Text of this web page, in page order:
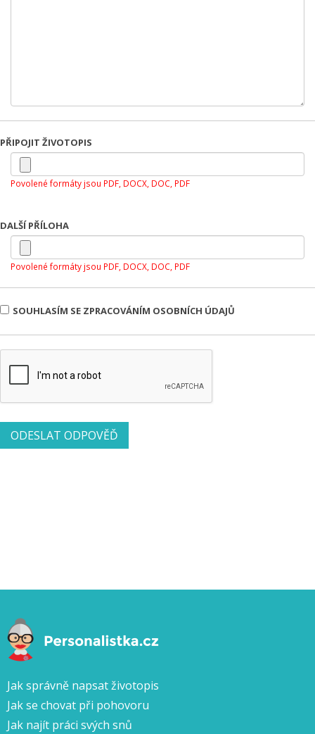
PŘIPOJIT ŽIVOTOPIS
Povolené formáty jsou PDF, DOCX, DOC, PDF
DALŠÍ PŘÍLOHA
Povolené formáty jsou PDF, DOCX, DOC, PDF
SOUHLASÍM SE ZPRACOVÁNÍM OSOBNÍCH ÚDAJŮ
Jak správně napsat životopis
Jak se chovat při pohovoru
Jak najít práci svých snů